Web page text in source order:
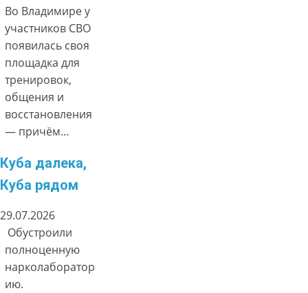
Во Владимире у
участников СВО
появилась своя
площадка для
тренировок,
общения и
восстановления
— причём…
Куба далека,
Куба рядом
29.07.2026
Обустроили
полноценную
нарколаборатор
ию.